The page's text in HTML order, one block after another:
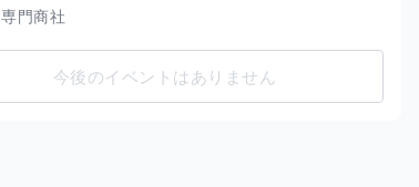
専門商社
今後のイベントはありません